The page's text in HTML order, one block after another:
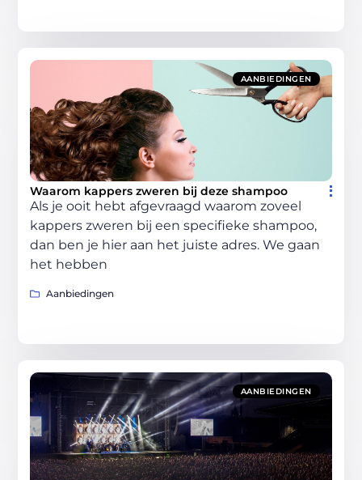
AANBIEDINGEN
Waarom kappers zweren bij deze shampoo
Als je ooit hebt afgevraagd waarom zoveel
kappers zweren bij een specifieke shampoo,
dan ben je hier aan het juiste adres. We gaan
het hebben
Aanbiedingen
AANBIEDINGEN